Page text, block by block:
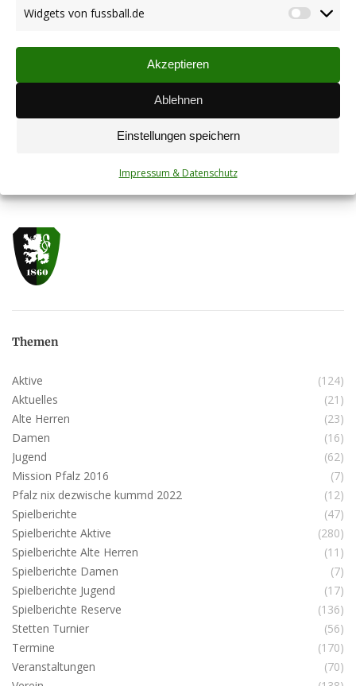
Widgets von fussball.de
Akzeptieren
Ablehnen
Einstellungen speichern
Impressum & Datenschutz
Münchweiler/Alsenbrück-Langmeil
3:1 Auswärtserfolg bei der SG
Steinbach/Börrstadt II
12.11.2018
Themen
Aktive
(124)
Aktuelles
(21)
Alte Herren
(23)
Damen
(16)
Jugend
(62)
Mission Pfalz 2016
(7)
Pfalz nix dezwische kummd 2022
(12)
Spielberichte
(47)
Spielberichte Aktive
(280)
Spielberichte Alte Herren
(11)
Spielberichte Damen
(7)
Spielberichte Jugend
(17)
Spielberichte Reserve
(136)
Stetten Turnier
(56)
Termine
(170)
Veranstaltungen
(70)